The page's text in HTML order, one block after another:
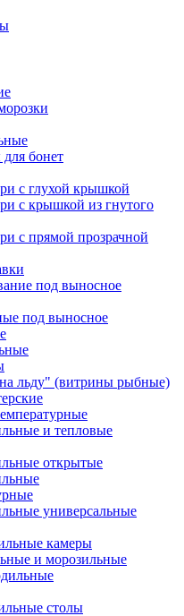
бонет
с глухой крышкой
с крышкой из гнутого
с прямой прозрачной
под выносное
под выносное
льду" (витрины рыбные)
и тепловые
открытые
универсальные
камеры
и морозильные
столы